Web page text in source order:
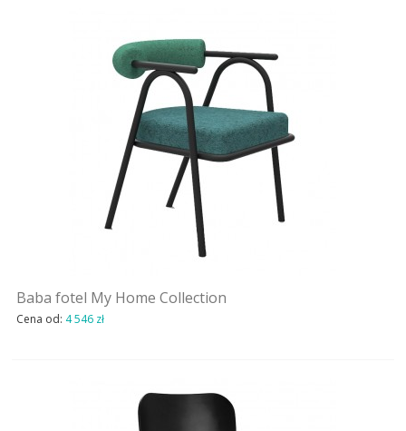
Baba fotel My Home Collection
Cena od: 4 546 zł